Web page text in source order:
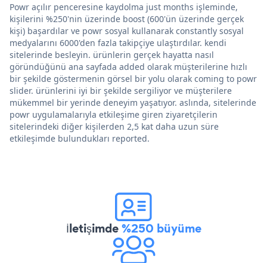
Powr açılır penceresine kaydolma just months işleminde,
kişilerini %250'nin üzerinde boost (600'ün üzerinde gerçek
kişi) başardılar ve powr sosyal kullanarak constantly sosyal
medyalarını 6000'den fazla takipçiye ulaştırdılar. kendi
sitelerinde besleyin. ürünlerin gerçek hayatta nasıl
göründüğünü ana sayfada added olarak müşterilerine hızlı
bir şekilde göstermenin görsel bir yolu olarak coming to powr
slider. ürünlerini iyi bir şekilde sergiliyor ve müşterilere
mükemmel bir yerinde deneyim yaşatıyor. aslında, sitelerinde
powr uygulamalarıyla etkileşime giren ziyaretçilerin
sitelerindeki diğer kişilerden 2,5 kat daha uzun süre
etkileşimde bulundukları reported.
İletişimde%250 büyüme